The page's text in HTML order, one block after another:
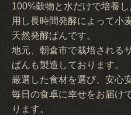
100%穀物と水だけで培養
用し長時間発酵によって小
天然発酵ぱんです。
地元、朝倉市で栽培される
ぱんも製造しております。
厳選した食材を選び、安心
毎日の食卓に幸せをお届け
ります。